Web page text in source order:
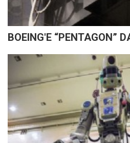
BOEING'E “PENTAGON”